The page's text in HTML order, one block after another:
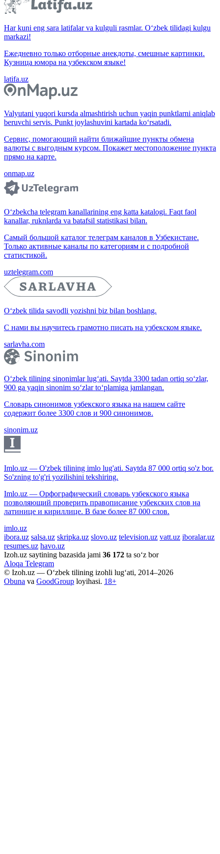
Har kuni eng sara latifalar va kulguli rasmlar. O‘zbek tilidagi kulgu
markazi!
Ежедневно только отборные анекдоты, смешные картинки.
Кузница юмора на узбекском языке!
latifa.uz
Valyutani yuqori kursda almashtirish uchun yaqin punktlarni aniqlab
beruvchi servis. Punkt joylashuvini kartada ko‘rsatadi.
Сервис, помогающий найти ближайшие пункты обмена
валюты с выгодным курсом. Покажет местоположение пункта
прямо на карте.
onmap.uz
O‘zbekcha telegram kanallarining eng katta katalogi. Faqt faol
kanallar, ruknlarda va batafsil statistikasi bilan.
Самый большой каталог телеграм каналов в Узбекистане.
Только активные каналы по категориям и с подробной
статистикой.
uztelegram.com
O‘zbek tilida savodli yozishni biz bilan boshlang.
С нами вы научитесь грамотно писать на узбекском языке.
sarlavha.com
O‘zbek tilining sinonimlar lug‘ati. Saytda 3300 tadan ortiq so‘zlar,
900 ga yaqin sinonim so‘zlar to‘plamiga jamlangan.
Словарь синонимов узбекского языка на нашем сайте
содержит более 3300 слов и 900 синонимов.
sinonim.uz
Imlo.uz — O'zbek tilining imlo lug'ati. Saytda 87 000 ortiq so'z bor.
So'zning to'g'ri yozilishini tekshiring.
Imlo.uz — Орфографический словарь узбекского языка
позволяющий проверить правописание узбекских слов на
латинице и кириллице. В базе более 87 000 слов.
imlo.uz
ibora.uz salsa.uz skripka.uz slovo.uz television.uz vatt.uz iboralar.uz
resumes.uz havo.uz
Izoh.uz saytining bazasida jami 36 172 ta so‘z bor
Aloqa Telegram
© Izoh.uz — O‘zbek tilining izohli lug‘ati, 2014–2026
Obuna va GoodGroup loyihasi. 18+